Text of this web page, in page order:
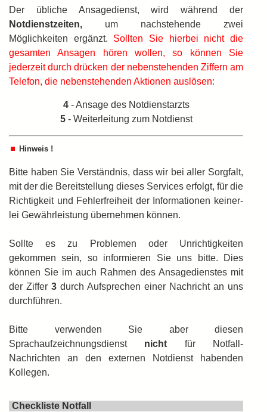
Der übliche Ansagedienst, wird während der
Notdienstzeiten, um nachstehende zwei
Möglichkeiten ergänzt. Sollten Sie hierbei nicht die
gesamten Ansagen hören wollen, so können Sie
jederzeit durch drücken der nebenstehenden Ziffern am
Telefon, die nebenstehenden Aktionen auslösen:
4- Ansage des Notdienstarzts
5- Weiterleitung zum Notdienst
Hinweis !
Bitte haben Sie Verständnis, dass wir bei aller Sorgfalt,
mit der die Bereitstellung dieses Services erfolgt, für die
Richtigkeit und Fehlerfreiheit der Informationen keiner­
lei Gewährleistung übernehmen können.
Sollte es zu Problemen oder Unrichtigkeiten
gekommen sein, so informieren Sie uns bitte. Dies
können Sie im auch Rahmen des Ansagedienstes mit
der Ziffer 3 durch Auf­sprechen einer Nachricht an uns
durch­führen.
Bitte verwenden Sie aber diesen
Sprachaufzeichnungsdienst nicht für Notfall-
Nachrichten an den externen Notdienst habenden
Kollegen.
Checkliste Notfall